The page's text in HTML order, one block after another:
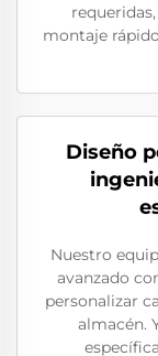
montaje
Diseño
Nuestro
avanzado
personalizar
almacén.